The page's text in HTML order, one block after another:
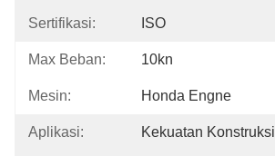
Sertifikasi: ISO
Max Beban: 10kn
Mesin: Honda Engne
Aplikasi: Kekuatan Konstruksi